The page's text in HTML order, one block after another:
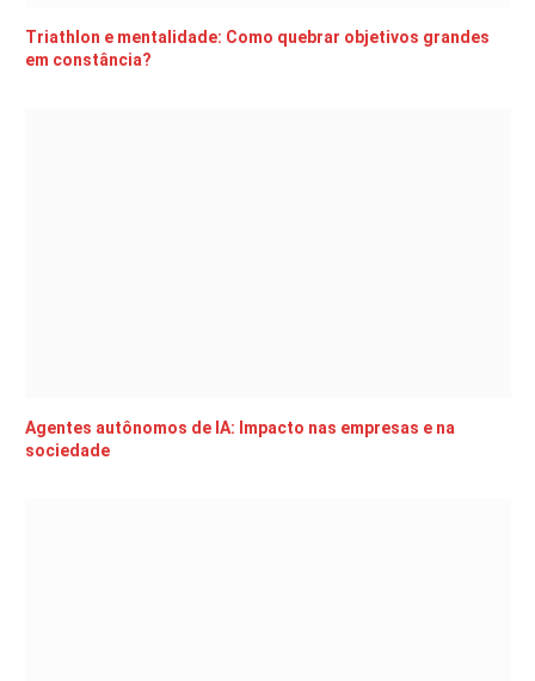
Triathlon e mentalidade: Como quebrar objetivos grandes
em constância?
Agentes autônomos de IA: Impacto nas empresas e na
sociedade